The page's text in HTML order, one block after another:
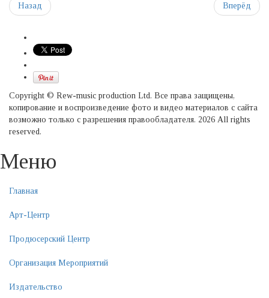
Назад Вперёд
Copyright © Rew-music production Ltd. Все права защищены,
копирование и воспроизведение фото и видео материалов с сайта
возможно только с разрешения правообладателя. 2026 All rights
reserved.
Меню
Главная
Арт-Центр
Продюсерский Центр
Организация Мероприятий
Издательство